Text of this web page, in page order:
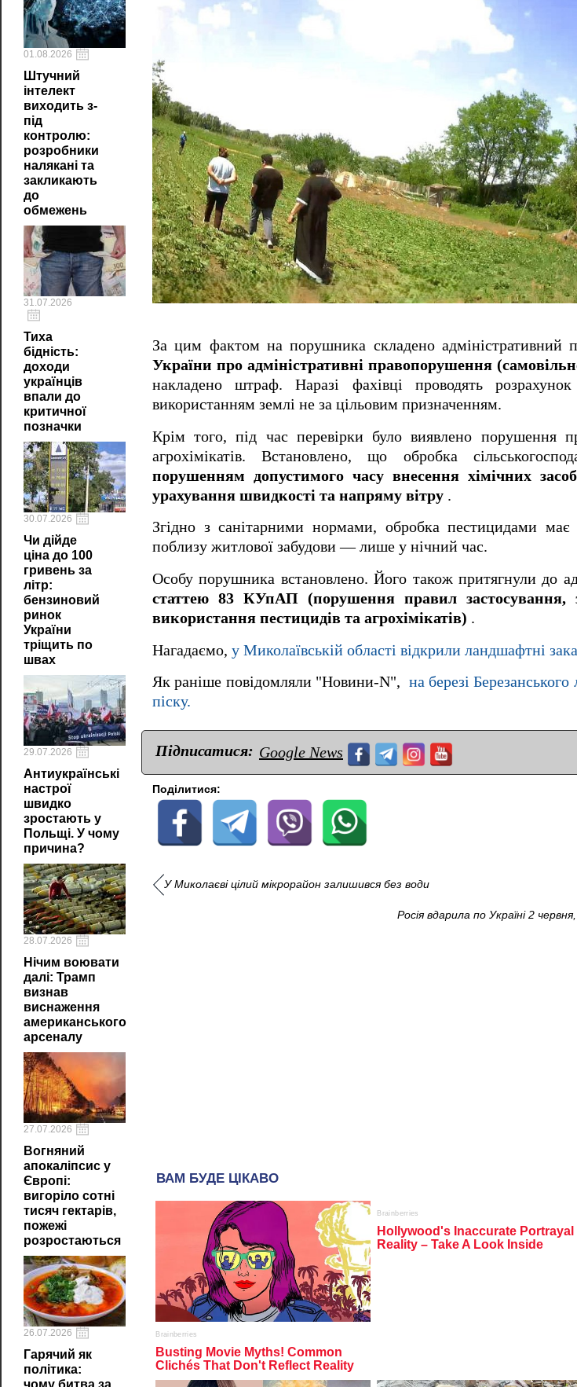
01.08.2026
Штучний
інтелект
виходить з-
під
контролю:
розробники
налякані та
закликають
до
обмежень
31.07.2026
Тиха
бідність:
доходи
українців
впали до
критичної
позначки
30.07.2026
Чи дійде
ціна до 100
гривень за
літр:
бензиновий
ринок
України
тріщить по
швах
29.07.2026
Антиукраїнські
настрої
швидко
зростають у
Польщі. У чому
причина?
28.07.2026
Нічим воювати
далі: Трамп
визнав
виснаження
американського
арсеналу
27.07.2026
Вогняний
апокаліпсис у
Європі:
вигоріло сотні
тисяч гектарів,
пожежі
розростаються
26.07.2026
Гарячий як
політика:
чому битва за
За цим фактом на порушника складено адміністративний
України про адміністративні правопорушення
накладено штраф. Наразі фахівці проводять
використанням землі не за цільовим призначенням.
Крім того, під час перевірки було виявлено порушення
агрохімікатів. Встановлено, що обробка
порушенням допустимого часу внесення хімічних
урахування швидкості та напряму вітру .
Згідно з санітарними нормами, обробка пестицидами має
поблизу житлової забудови — лише у нічний час.
Особу порушника встановлено. Його також притягнули до
статтею 83 КУпАП (порушення правил застосування,
використання пестицидів та агрохімікатів) .
Нагадаємо, у Миколаївській області відкрили ландшафтні
Як раніше повідомляли "Новини-N", на березі
піску.
Підписатися: Google News
Поділитися:
У Миколаєві цілий мікрорайон залишився без води
Росія вдарила по Україні 2